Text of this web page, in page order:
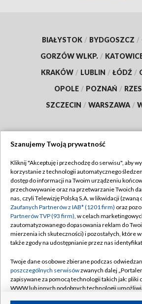
BIAŁYSTOK / BYDGOSZCZ /
GORZÓW WLKP. /
KRAKÓW / LUBLIN / ŁÓDŹ /
OPOLE / POZNAŃ /
SZCZECIN / WARSZAWA /
TVP
Abonament TVP
Emisja w TVP
Centrum informacji TVP
Naziemna Telewizja Cyfrowa
Rada Programowa
System NOS
Informacje o nadawcy
Regulamin TVP
Polityka
Moje zgody
Pomoc
Kontakt
Szanujemy Twoją prywatność
Kliknij "Akceptuję i przechodzę do serwisu", aby
korzystanie z technologii automatycznego
dostęp do informacji na Twoim urządzeniu
przechowywanie oraz na przetwarzanie Twoich
nas, czyli Telewizję Polską S.A. w likwidacji (zwaną
Zaufanych Partnerów z IAB* (1201 firm) oraz
Partnerów TVP (93 firm), w celach
zautomatyzowanego dopasowania reklam do
mierzenia ich skuteczności) i pozostałych, które
także zgody na udostępnianie przez nas
Twoje dane osobowe zbierane podczas
poszczególnych serwisówzwanych dalej
zapisywane za pomocą technologii takich jak: pliki
WWW lub innych podobnych technologii